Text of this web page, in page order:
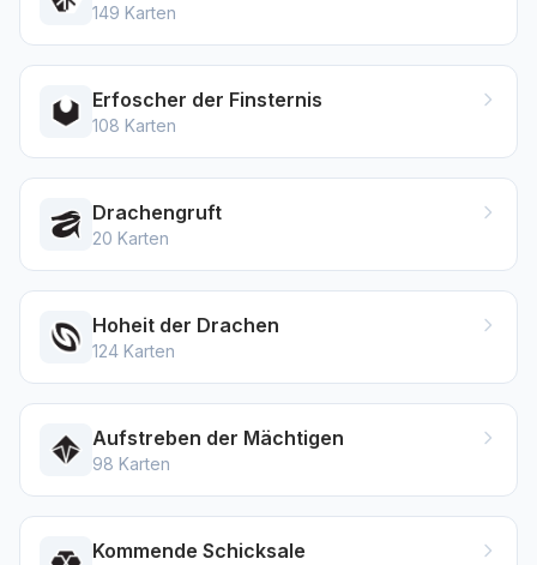
149 Karten
Erfoscher der Finsternis
108 Karten
Drachengruft
20 Karten
Hoheit der Drachen
124 Karten
Aufstreben der Mächtigen
98 Karten
Kommende Schicksale